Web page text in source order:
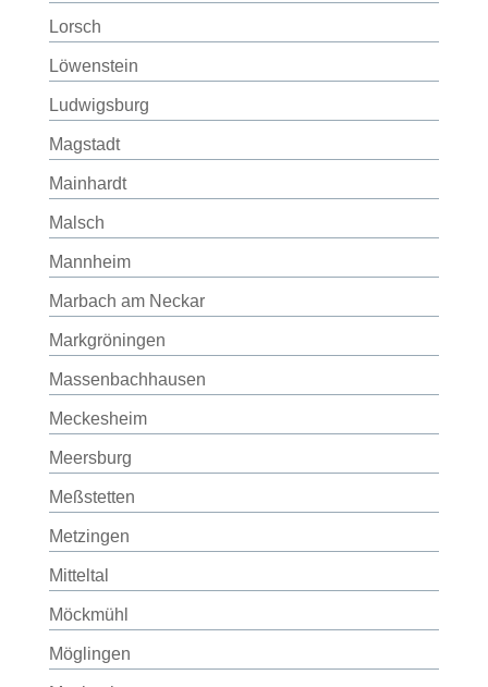
Lorsch
Löwenstein
Ludwigsburg
Magstadt
Mainhardt
Malsch
Mannheim
Marbach am Neckar
Markgröningen
Massenbachhausen
Meckesheim
Meersburg
Meßstetten
Metzingen
Mitteltal
Möckmühl
Möglingen